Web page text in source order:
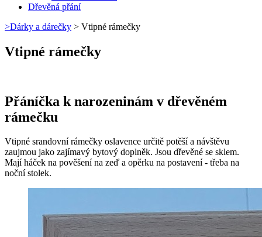
Dřevěná přání
>Dárky a dárečky > Vtipné rámečky
Vtipné rámečky
Přáníčka k narozeninám v dřevěném
rámečku
Vtipné srandovní rámečky oslavence určitě potěší a návštěvu
zaujmou jako zajímavý bytový doplněk. Jsou dřevěné se sklem.
Mají háček na pověšení na zeď a opěrku na postavení - třeba na
noční stolek.